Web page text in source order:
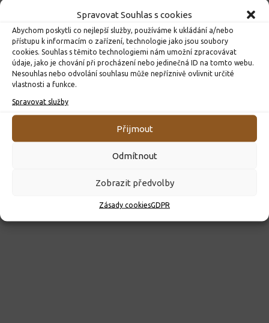
Spravovat Souhlas s cookies
Abychom poskytli co nejlepší služby, používáme k ukládání a/nebo
přístupu k informacím o zařízení, technologie jako jsou soubory
cookies. Souhlas s těmito technologiemi nám umožní zpracovávat
údaje, jako je chování při procházení nebo jedinečná ID na tomto webu.
Nesouhlas nebo odvolání souhlasu může nepříznivě ovlivnit určité
vlastnosti a funkce.
Spravovat služby
Přijmout
Odmítnout
Zobrazit předvolby
Zásady cookiesGDPR
ROZHODNUTÍ O PŘIJETÍ K PŘEDŠKOLNÍMU VZDĚLÁVÁNÍ
PRO ROK 2026
10. 4. 2026